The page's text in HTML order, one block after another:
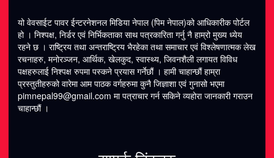
यो वेवसाईट पावर ईन्टरनेशनल मिडिया नेपाल (पिम नेपाल)को आधिकारीक पोर्टल
हो । निश्पक्ष, निर्डर एवं निर्भिकताका साथ पत्रकारिता गर्नु नै हाम्रो मुख्य ध्येय
रहने छ । राष्ट्रिय तथा अन्तराष्ट्रिय भैरहेका तथा समाचार एवं विश्लेषणात्मक लेख
रचनाहरु, मनोरञ्जन, आर्थिक, खेलकुद, स्वास्थ्य, जिवनशैली लगायत विविध
पक्षहरुलाई निश्पक्ष रुपमा पस्कने प्रयास गर्नेछौं । हामी चाहान्छौं हाम्रा
प्रस्तुतीहरुको वारेमा आम पाठक वर्गहरुमा कुनै जिज्ञाशा एवं गुनासो भएमा
pimnepal99@gmail.com मा पत्राचार गर्न सकिने व्यहोरा जानकारी गराउन
चाहान्छौं ।